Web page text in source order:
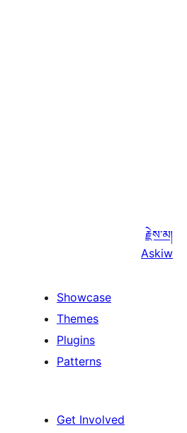
རྗེས་མ།
Askiw
Showcase
Themes
Plugins
Patterns
Get Involved